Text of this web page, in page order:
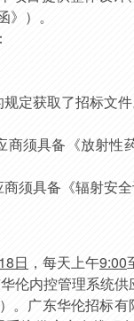
）。
定获取了招标文
商须具备《放射性
商须具备《辐射安
18日 ，每天上午9:00
伦内控管理系统
。广东华伦招标